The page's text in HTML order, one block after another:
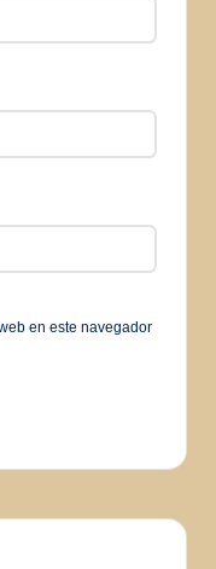
en este navegador